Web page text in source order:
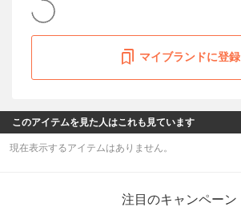
マイブランドに登録
このアイテムを見た人はこれも見ています
現在表示するアイテムはありません。
注目のキャンペーン